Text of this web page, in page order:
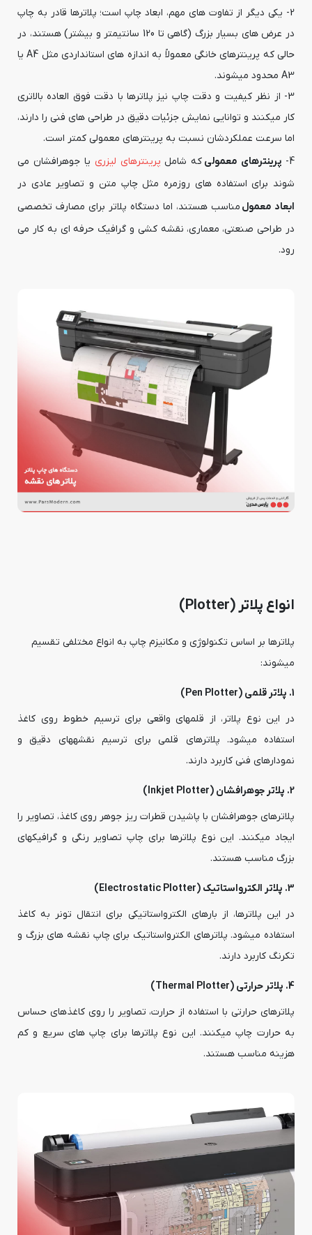
2- یکی دیگر از تفاوت های مهم، ابعاد چاپ است؛ پلاترها قادر به چاپ
در عرض های بسیار بزرگ (گاهی تا 120 سانتیمتر و بیشتر) هستند، در
حالی که پرینترهای خانگی معمولاً به اندازه های استانداردی مثل A4 یا
A3 محدود میشوند.
3- از نظر کیفیت و دقت چاپ نیز پلاترها با دقت فوق العاده بالاتری
کار میکنند و توانایی نمایش جزئیات دقیق در طراحی های فنی را دارند،
اما سرعت عملکردشان نسبت به پرینترهای معمولی کمتر است.
4-
پرینترهای معمولی که شامل پرینترهای لیزری یا جوهرافشان می
شوند برای استفاده های روزمره مثل چاپ متن و تصاویر عادی در
ابعاد معمول مناسب هستند، اما دستگاه پلاتر برای مصارف تخصصی
در طراحی صنعتی، معماری، نقشه کشی و گرافیک حرفه ای به کار می
رود.
انواع پلاتر (Plotter)
پلاترها بر اساس تکنولوژی و مکانیزم چاپ به انواع مختلفی تقسیم
میشوند:
1. پلاتر قلمی (Pen Plotter)
در این نوع پلاتر، از قلمهای واقعی برای ترسیم خطوط روی کاغذ
استفاده میشود. پلاترهای قلمی برای ترسیم نقشههای دقیق و
نمودارهای فنی کاربرد دارند.
2. پلاتر جوهرافشان (Inkjet Plotter)
پلاترهای جوهرافشان با پاشیدن قطرات ریز جوهر روی کاغذ، تصاویر را
ایجاد میکنند. این نوع پلاترها برای چاپ تصاویر رنگی و گرافیکهای
بزرگ مناسب هستند.
3. پلاتر الکترواستاتیک (Electrostatic Plotter)
در این پلاترها، از بارهای الکترواستاتیکی برای انتقال تونر به کاغذ
استفاده میشود. پلاترهای الکترواستاتیک برای چاپ نقشه های بزرگ و
تکرنگ کاربرد دارند.
4. پلاتر حرارتی (Thermal Plotter)
پلاترهای حرارتی با استفاده از حرارت، تصاویر را روی کاغذهای حساس
به حرارت چاپ میکنند. این نوع پلاترها برای چاپ های سریع و کم
هزینه مناسب هستند.